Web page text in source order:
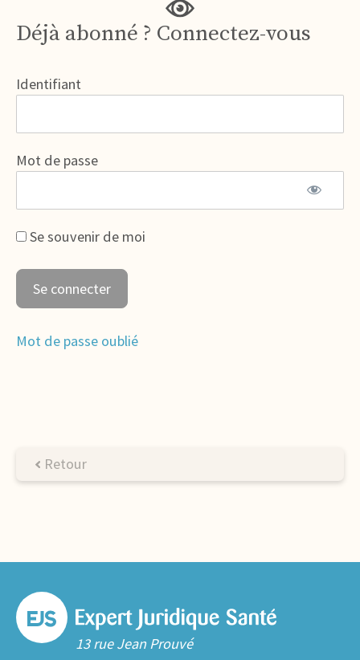
Déjà abonné ? Connectez-vous
Identifiant
Mot de passe
Se souvenir de moi
Mot de passe oublié
Retour
13 rue Jean Prouvé